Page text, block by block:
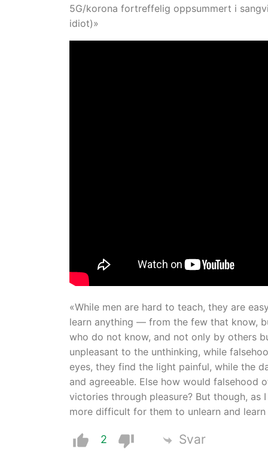
5G/korona fortreffelig oppsummert i
idiot)»
«While men are hard to teach, they are
learn anything — from the few that know,
who do not know, and not only by others
unpleasant to the unthinking, while
eyes, they find the light painful, while the
and agreeable. Else how would
victories through pleasure? But though, as
more difficult for them to unlearn and
2 Svar